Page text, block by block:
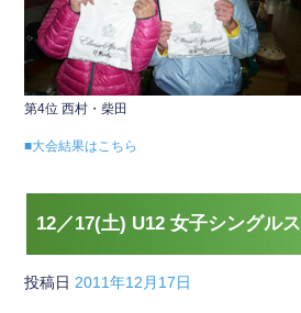
第4位 西村・柴田
■大会結果はこちら
12／17(土) U12 女子シングルス
投稿日 2011年12月17日